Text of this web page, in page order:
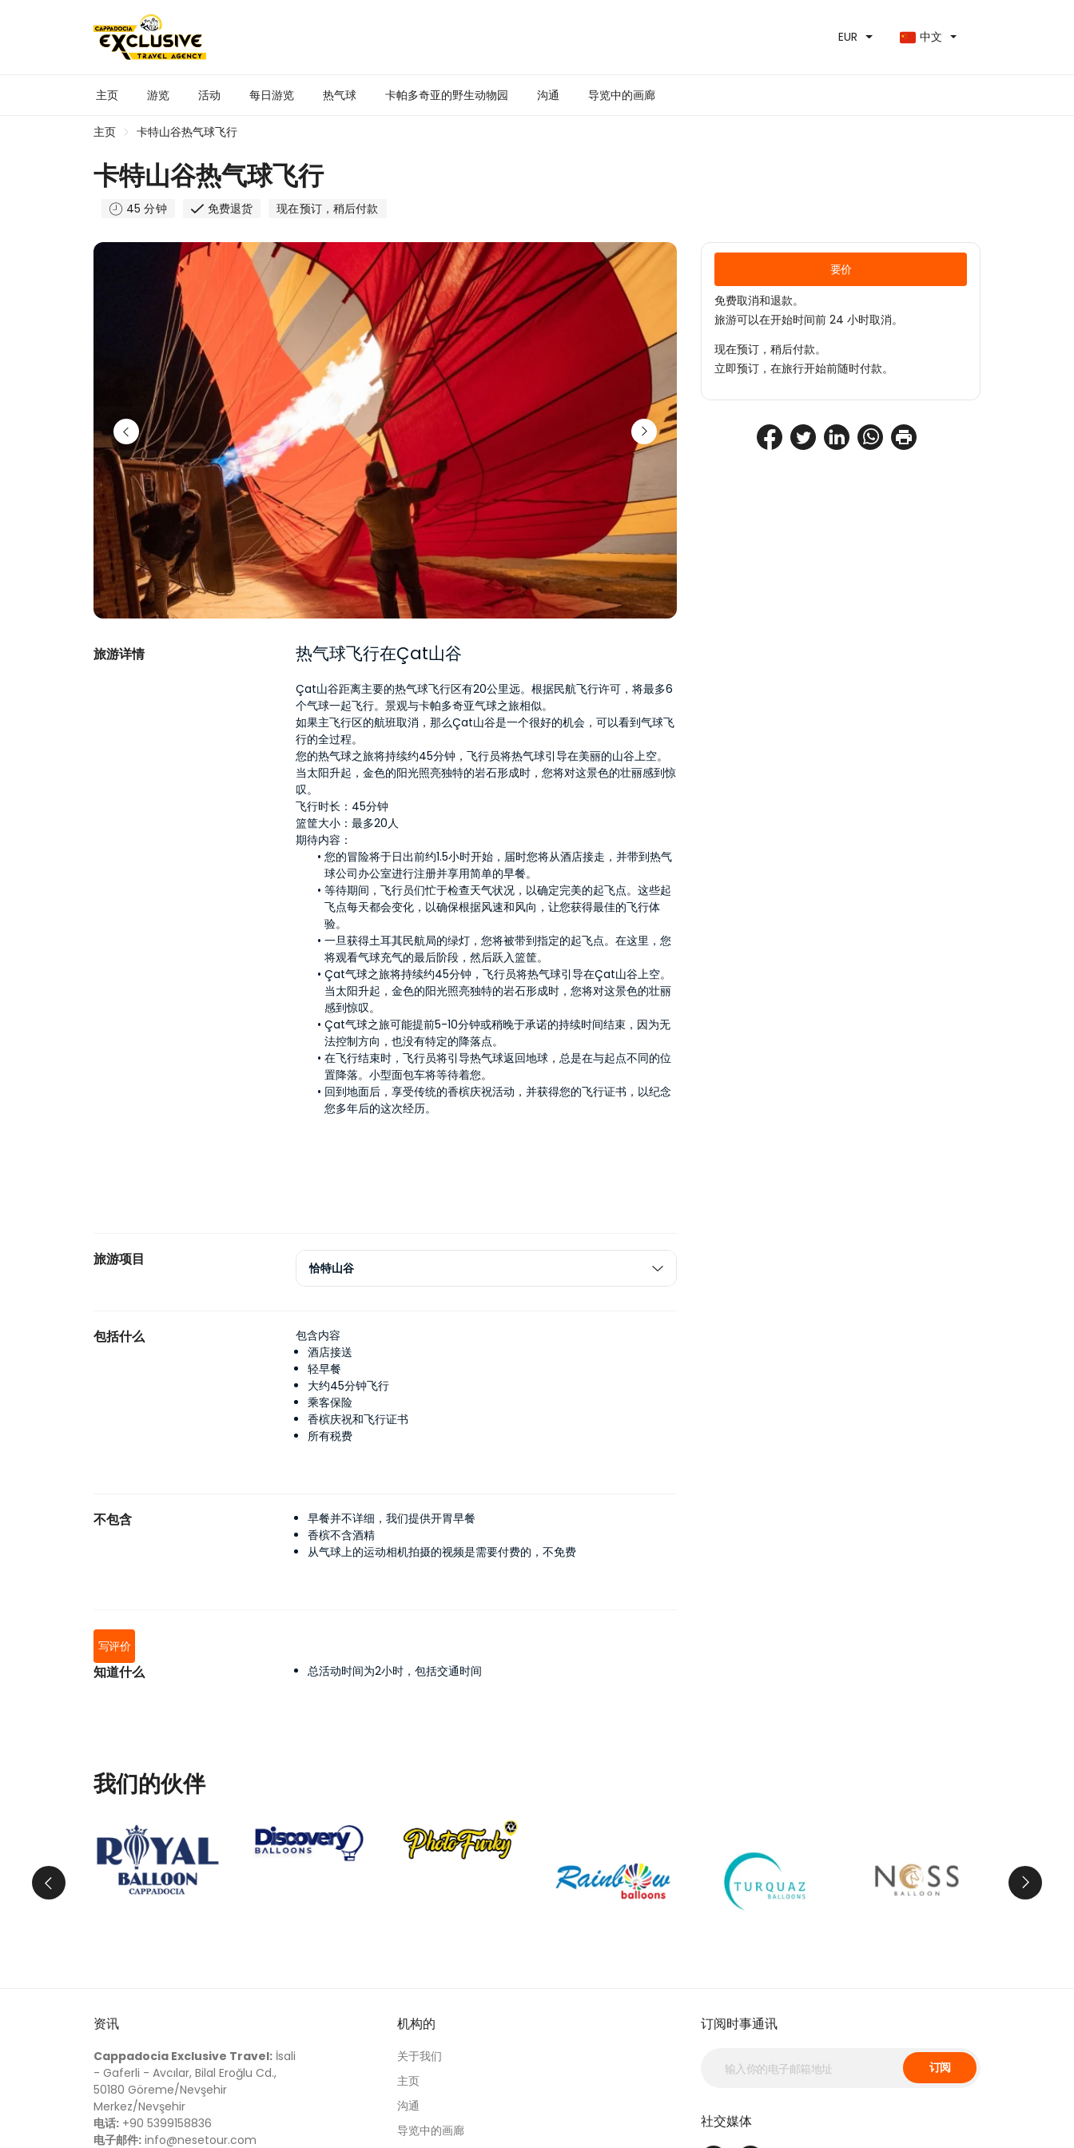
EUR 中文
主页 游览 活动 每日游览 热气球 卡帕多奇亚的野生动物园 沟通 导览中的画廊
主页 卡特山谷热气球飞行
卡特山谷热气球飞行
45 分钟 免费退货 现在预订，稍后付款
旅游详情 热气球飞行在Çat山谷
Çat山谷距离主要的热气球飞行区有20公里远。根据民航飞行许可，将最多6
个气球一起飞行。景观与卡帕多奇亚气球之旅相似。
如果主飞行区的航班取消，那么Çat山谷是一个很好的机会，可以看到气球飞
行的全过程。
您的热气球之旅将持续约45分钟，飞行员将热气球引导在美丽的山谷上空。
当太阳升起，金色的阳光照亮独特的岩石形成时，您将对这景色的壮丽感到惊
叹。
飞行时长：45分钟
篮筐大小：最多20人
期待内容：
您的冒险将于日出前约1.5小时开始，届时您将从酒店接走，并带到热气
球公司办公室进行注册并享用简单的早餐。
等待期间，飞行员们忙于检查天气状况，以确定完美的起飞点。这些起
飞点每天都会变化，以确保根据风速和风向，让您获得最佳的飞行体
验。
一旦获得土耳其民航局的绿灯，您将被带到指定的起飞点。在这里，您
将观看气球充气的最后阶段，然后跃入篮筐。
Çat气球之旅将持续约45分钟，飞行员将热气球引导在Çat山谷上空。
当太阳升起，金色的阳光照亮独特的岩石形成时，您将对这景色的壮丽
感到惊叹。
Çat气球之旅可能提前5-10分钟或稍晚于承诺的持续时间结束，因为无
法控制方向，也没有特定的降落点。
在飞行结束时，飞行员将引导热气球返回地球，总是在与起点不同的位
置降落。小型面包车将等待着您。
回到地面后，享受传统的香槟庆祝活动，并获得您的飞行证书，以纪念
您多年后的这次经历。
旅游项目 恰特山谷
包括什么
包含内容
酒店接送
轻早餐
大约45分钟飞行
乘客保险
香槟庆祝和飞行证书
所有税费
不包含
早餐并不详细，我们提供开胃早餐
香槟不含酒精
从气球上的运动相机拍摄的视频是需要付费的，不免费
写评价
知道什么 总活动时间为2小时，包括交通时间
要价
免费取消和退款。
旅游可以在开始时间前 24 小时取消。
现在预订，稍后付款。
立即预订，在旅行开始前随时付款。
我们的伙伴
资讯
Cappadocia Exclusive Travel: İsali
- Gaferli - Avcılar, Bilal Eroğlu Cd.,
50180 Göreme/Nevşehir
Merkez/Nevşehir
电话: +90 5399158836
电子邮件: info@nesetour.com
机构的
关于我们
主页
沟通
导览中的画廊
订阅时事通讯
订阅
社交媒体